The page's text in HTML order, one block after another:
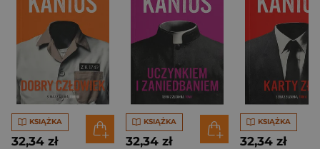
KSIĄŻKA
32,34 zł
KSIĄŻKA
32,34 zł
KSIĄŻKA
32,34 zł